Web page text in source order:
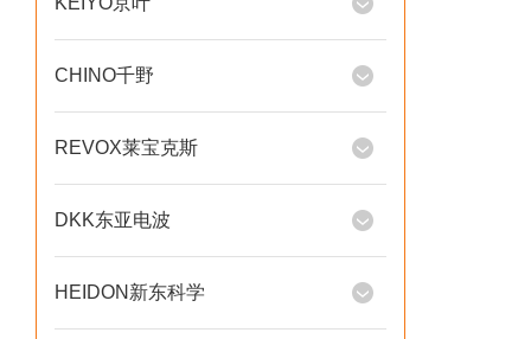
CHINO千野
REVOX莱宝克斯
DKK东亚电波
HEIDON新东科学